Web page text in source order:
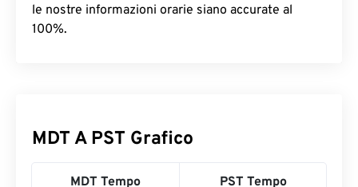
le nostre informazioni orarie siano accurate al
100%.
MDT A PST Grafico
MDT Tempo PST Tempo